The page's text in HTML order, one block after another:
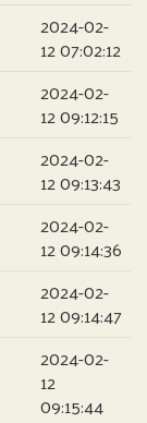
2024-02-
12 07:02:12
2024-02-
12 09:12:15
2024-02-
12 09:13:43
2024-02-
12 09:14:36
2024-02-
12 09:14:47
2024-02-
12
09:15:44